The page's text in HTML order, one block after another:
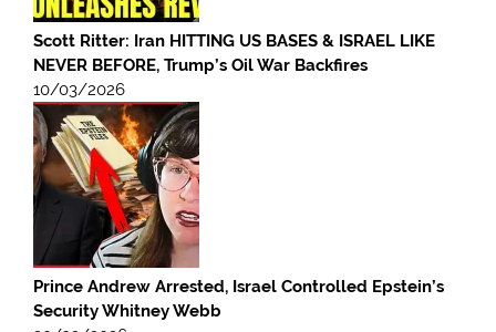
Scott Ritter: Iran HITTING US BASES & ISRAEL LIKE
NEVER BEFORE, Trump’s Oil War Backfires
10/03/2026
Prince Andrew Arrested, Israel Controlled Epstein’s
Security Whitney Webb